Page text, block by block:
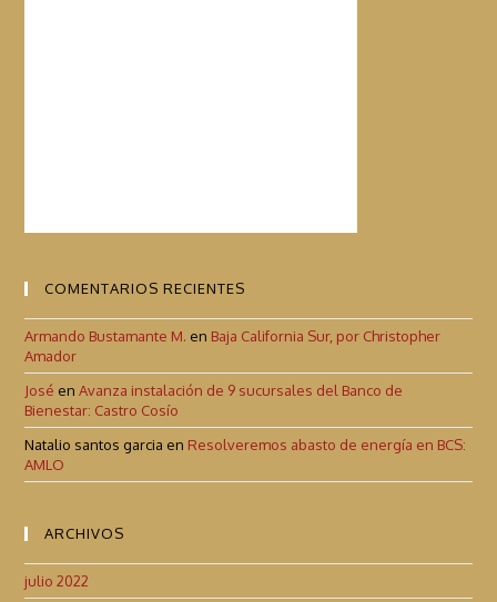
COMENTARIOS RECIENTES
Armando Bustamante M. en Baja California Sur, por Christopher
Amador
José enAvanza instalación de 9 sucursales del Banco de
Bienestar: Castro Cosío
Natalio santos garcia en Resolveremos abasto de energía en BCS:
AMLO
ARCHIVOS
julio 2022